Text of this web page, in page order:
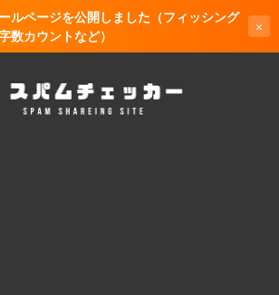
ルページを公開しました（フィッシング
数カウントなど）
×